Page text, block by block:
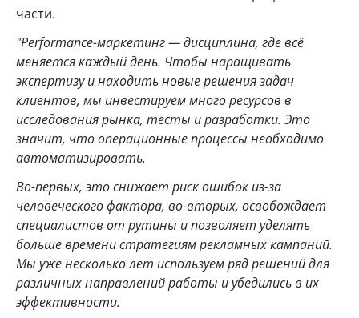
части.
"Performance-маркетинг — дисциплина, где всё
меняется каждый день. Чтобы наращивать
экспертизу и находить новые решения задач
клиентов, мы инвестируем много ресурсов в
исследования рынка, тесты и разработки. Это
значит, что операционные процессы необходимо
автоматизировать.
Во-первых, это снижает риск ошибок из-за
человеческого фактора, во-вторых, освобождает
специалистов от рутины и позволяет уделять
больше времени стратегиям рекламных кампаний.
Мы уже несколько лет используем ряд решений для
различных направлений работы и убедились в их
эффективности.